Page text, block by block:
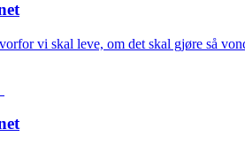
vi skal leve, om det skal gjøre så